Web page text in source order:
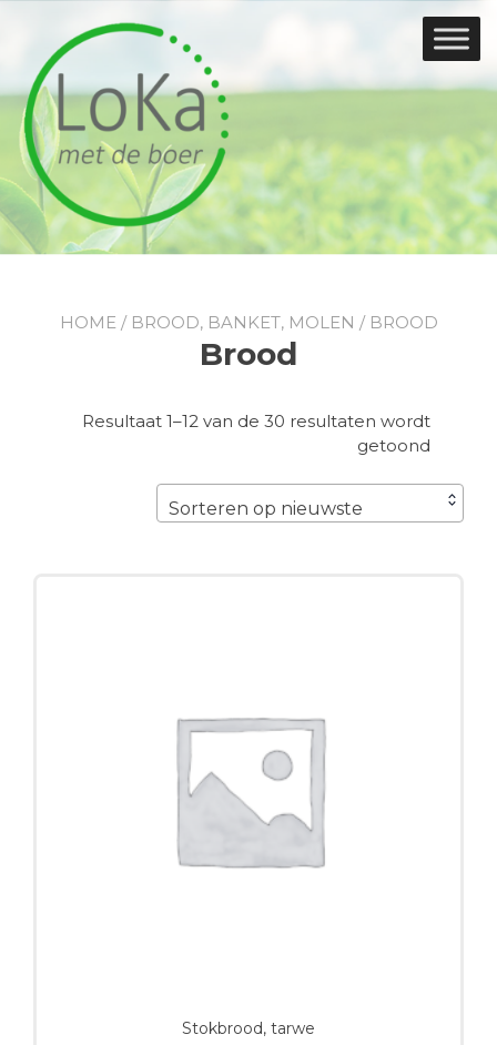
inhoud
HOME / BROOD, BANKET, MOLEN / BROOD
Brood
Resultaat 1–12 van de 30 resultaten wordt
getoond
Sorteren op nieuwste
Stokbrood, tarwe